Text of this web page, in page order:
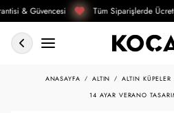
& Güvencesi Tüm Siparişlerde
ANASAYFA ALTIN ALTIN KÜPELER
14 AYAR VERANO